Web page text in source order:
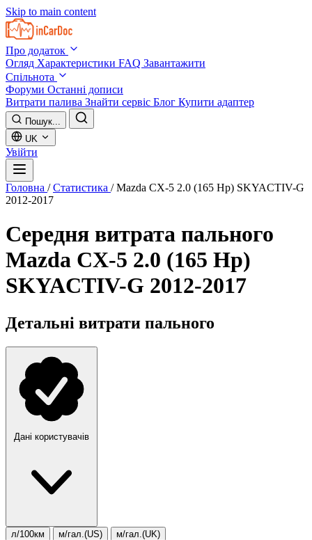
Skip to main content
Про додаток
Огляд Характеристики FAQ Завантажити
Спільнота
Форуми Останні дописи
Витрати палива Знайти сервіс Блог Купити адаптер
Пошук...
UK
Увійти
Головна / Статистика / Mazda CX-5 2.0 (165 Hp) SKYACTIV-G
2012-2017
Середня витрата пального
Mazda CX-5 2.0 (165 Hp)
SKYACTIV-G 2012-2017
Детальні витрати пального
Дані користувачів
л/100км м/гал.(US) м/гал.(UK)